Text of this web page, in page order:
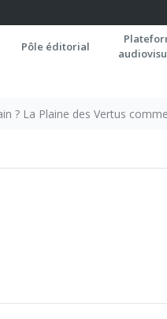
Pôle éditorial
? La Plaine des Vertus